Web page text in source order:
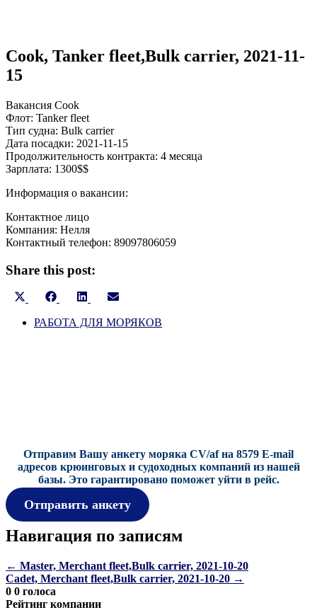
Cook, Tanker fleet,Bulk carrier, 2021-11-
15
Вакансия Cook
Флот: Tanker fleet
Тип судна: Bulk carrier
Дата посадки: 2021-11-15
Продолжительность контракта: 4 месяца
Зарплата: 1300$$
Информация о вакансии:
Контактное лицо
Компания: Нелля
Контактный телефон: 89097806059
Share this post:
Share
X
Share
Facebook
Share
LinkedInEmail
РАБОТА ДЛЯ МОРЯКОВ
Отправим Вашу анкету моряка CV/af на 8579 E-mail
адресов крюинговых и судоходных компаний из нашей
базы. Это гарантировано поможет уйти в рейс.
Отправить анкету
Навигация по записям
← Master, Merchant fleet,Bulk carrier, 2021-10-20
Cadet, Merchant fleet,Bulk carrier, 2021-10-20 →
0 0 голоса
Рейтинг компании